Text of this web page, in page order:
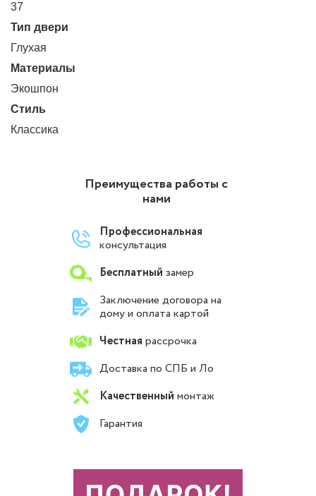
37
Тип двери
Глухая
Материалы
Экошпон
Стиль
Классика
Преимущества работы с
нами
Профессиональная
консультация
Бесплатный замер
Заключение договора на
дому и оплата картой
Честная рассрочка
Доставка по СПБ и Ло
Качественный монтаж
Гарантия